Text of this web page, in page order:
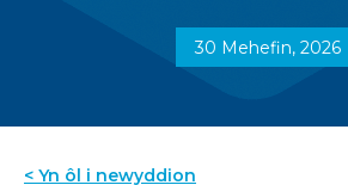
30 Mehefin, 2026
< Yn ôl i newyddion